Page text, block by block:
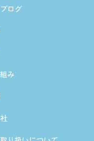
ログ
み